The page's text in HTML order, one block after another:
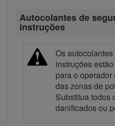
Autocolantes de
instruções
Os
instruções
para o
das zonas de
Substitua todos
danificados ou